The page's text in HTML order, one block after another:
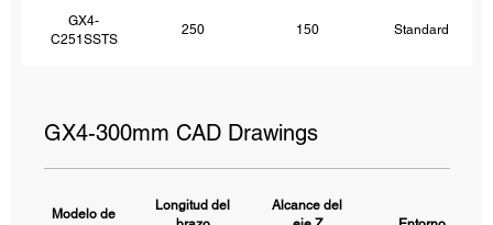
GX4-
C251SSTS
250 150 Standard
GX4-300mm CAD Drawings
Modelo de
Longitud del
Alcance del